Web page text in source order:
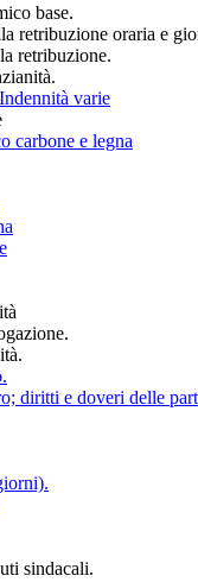
base.
retribuzione oraria e
retribuzione.
varie
carbone e legna
diritti e doveri delle
sindacali.